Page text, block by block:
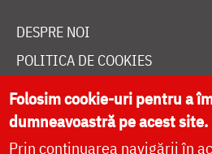
DESPRE NOI
POLITICA DE COOKIES
DONEAZĂ ONLINE PENTRU
LIVE
Folosim cookie-uri pentru a
dumneavoastră pe acest site.
Prin continuarea navigării în